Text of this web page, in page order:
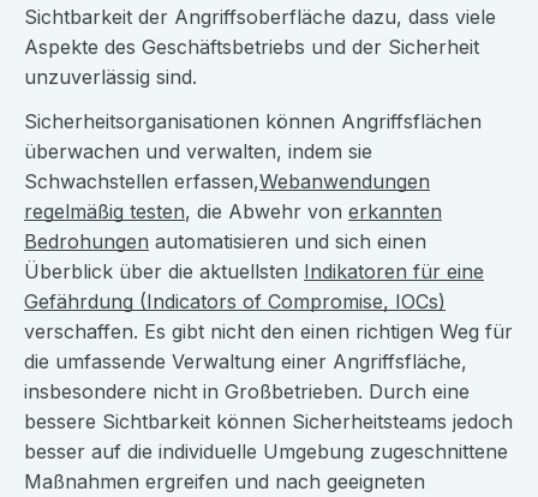
Sichtbarkeit der Angriffsoberfläche dazu, dass viele
Aspekte des Geschäftsbetriebs und der Sicherheit
unzuverlässig sind.
Sicherheitsorganisationen können Angriffsflächen
überwachen und verwalten, indem sie
Schwachstellen erfassen,Webanwendungen
regelmäßig testen, die Abwehr von erkannten
Bedrohungen automatisieren und sich einen
Überblick über die aktuellsten Indikatoren für eine
Gefährdung (Indicators of Compromise, IOCs)
verschaffen. Es gibt nicht den einen richtigen Weg für
die umfassende Verwaltung einer Angriffsfläche,
insbesondere nicht in Großbetrieben. Durch eine
bessere Sichtbarkeit können Sicherheitsteams jedoch
besser auf die individuelle Umgebung zugeschnittene
Maßnahmen ergreifen und nach geeigneten